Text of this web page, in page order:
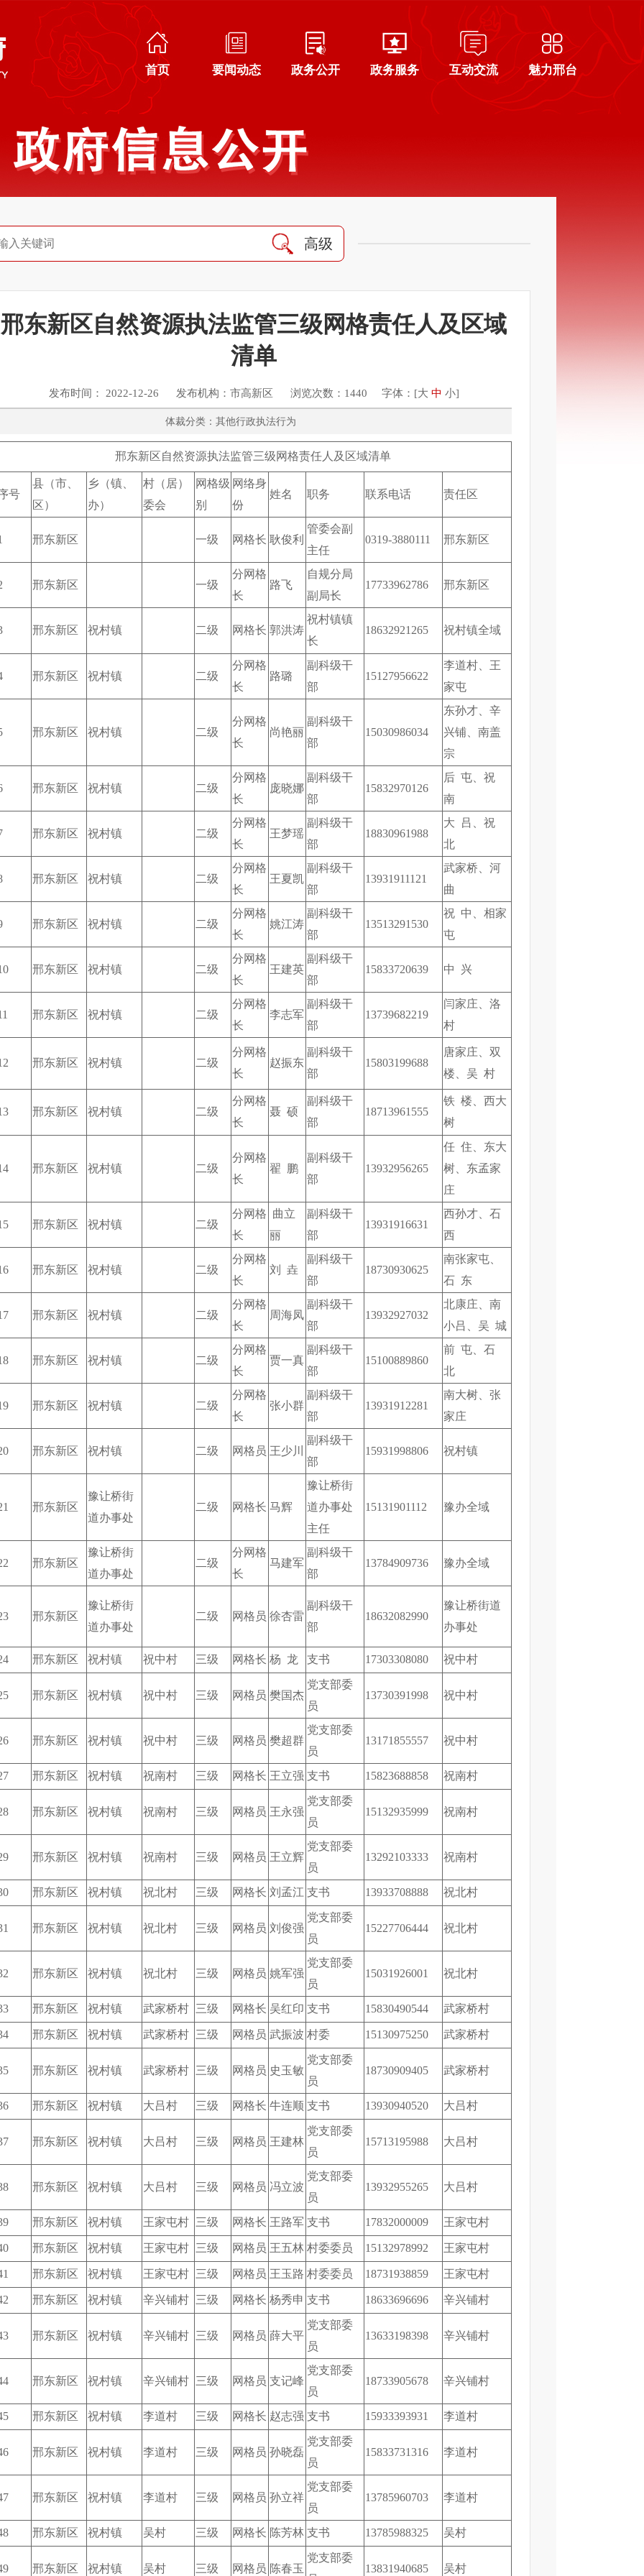
首页 要闻动态 政务公开 政务服务 互动交流 魅力邢台
高级
邢东新区自然资源执法监管三级网格责任人及区域
清单
发布时间： 2022-12-26 发布机构：市高新区 浏览次数：1440 字体：[大 中 小]
体裁分类：其他行政执法行为
东新区自然资源执法监管三级网格责任人及区域清单
号
县（市、
区）
乡（镇、
办）
村（居）
委会
网格级
别
网络身
份
姓名 职务 联系电话 责任区
邢东新区 一级 网格长 耿俊利
管委会副
主任
0319-3880111 邢东新区
邢东新区 一级
分网格
长
路飞
自规分局
副局长
17733962786 邢东新区
邢东新区 祝村镇 二级 网格长 郭洪涛
祝村镇镇
长
18632921265 祝村镇全域
邢东新区 祝村镇 二级
分网格
长
路璐
副科级干
部
15127956622
李道村、王
家屯
邢东新区 祝村镇 二级
分网格
长
尚艳丽
副科级干
部
15030986034
东孙才、辛
兴铺、南盖
宗
邢东新区 祝村镇 二级
分网格
长
庞晓娜
副科级干
部
15832970126
后 屯、祝
南
邢东新区 祝村镇 二级
分网格
长
王梦瑶
副科级干
部
18830961988
大 吕、祝
北
邢东新区 祝村镇 二级
分网格
长
王夏凯
副科级干
部
13931911121
武家桥、河
曲
邢东新区 祝村镇 二级
分网格
长
姚江涛
副科级干
部
13513291530
祝 中、相家
屯
邢东新区 祝村镇 二级
分网格
长
王建英
副科级干
部
15833720639 中 兴
邢东新区 祝村镇 二级
分网格
长
李志军
副科级干
部
13739682219
闫家庄、洛
村
邢东新区 祝村镇 二级
分网格
长
赵振东
副科级干
部
15803199688
唐家庄、双
楼、吴 村
邢东新区 祝村镇 二级
分网格
长
聂 硕
副科级干
部
18713961555
铁 楼、西大
树
邢东新区 祝村镇 二级
分网格
长
翟 鹏
副科级干
部
13932956265
任 住、东大
树、东孟家
庄
邢东新区 祝村镇 二级
分网格
长
曲立
丽
副科级干
部
13931916631
西孙才、石
西
邢东新区 祝村镇 二级
分网格
长
刘 垚
副科级干
部
18730930625
南张家屯、
石 东
邢东新区 祝村镇 二级
分网格
长
周海凤
副科级干
部
13932927032
北康庄、南
小吕、吴 城
邢东新区 祝村镇 二级
分网格
长
贾一真
副科级干
部
15100889860
前 屯、石
北
邢东新区 祝村镇 二级
分网格
长
张小群
副科级干
部
13931912281
南大树、张
家庄
邢东新区 祝村镇 二级 网格员 王少川
副科级干
部
15931998806 祝村镇
邢东新区
豫让桥街
道办事处
二级 网格长 马辉
豫让桥街
道办事处
主任
15131901112 豫办全域
邢东新区
豫让桥街
道办事处
二级
分网格
长
马建军
副科级干
部
13784909736 豫办全域
邢东新区
豫让桥街
道办事处
二级 网格员 徐杏雷
副科级干
部
18632082990
豫让桥街道
办事处
邢东新区 祝村镇 祝中村 三级 网格长 杨 龙 支书 17303308080 祝中村
邢东新区 祝村镇 祝中村 三级 网格员 樊国杰
党支部委
员
13730391998 祝中村
邢东新区 祝村镇 祝中村 三级 网格员 樊超群
党支部委
员
13171855557 祝中村
邢东新区 祝村镇 祝南村 三级 网格长 王立强 支书 15823688858 祝南村
邢东新区 祝村镇 祝南村 三级 网格员 王永强
党支部委
员
15132935999 祝南村
邢东新区 祝村镇 祝南村 三级 网格员 王立辉
党支部委
员
13292103333 祝南村
邢东新区 祝村镇 祝北村 三级 网格长 刘孟江 支书 13933708888 祝北村
邢东新区 祝村镇 祝北村 三级 网格员 刘俊强
党支部委
员
15227706444 祝北村
邢东新区 祝村镇 祝北村 三级 网格员 姚军强
党支部委
员
15031926001 祝北村
邢东新区 祝村镇 武家桥村 三级 网格长 吴红印 支书 15830490544 武家桥村
邢东新区 祝村镇 武家桥村 三级 网格员 武振波 村委 15130975250 武家桥村
邢东新区 祝村镇 武家桥村 三级 网格员 史玉敏
党支部委
员
18730909405 武家桥村
邢东新区 祝村镇 大吕村 三级 网格长 牛连顺 支书 13930940520 大吕村
邢东新区 祝村镇 大吕村 三级 网格员 王建林
党支部委
员
15713195988 大吕村
邢东新区 祝村镇 大吕村 三级 网格员 冯立波
党支部委
员
13932955265 大吕村
邢东新区 祝村镇 王家屯村 三级 网格长 王路军 支书 17832000009 王家屯村
邢东新区 祝村镇 王家屯村 三级 网格员 王五林 村委委员 15132978992 王家屯村
邢东新区 祝村镇 王家屯村 三级 网格员 王玉路 村委委员 18731938859 王家屯村
邢东新区 祝村镇 辛兴铺村 三级 网格长 杨秀申 支书 18633696696 辛兴铺村
邢东新区 祝村镇 辛兴铺村 三级 网格员 薛大平
党支部委
员
13633198398 辛兴铺村
邢东新区 祝村镇 辛兴铺村 三级 网格员 支记峰
党支部委
员
18733905678 辛兴铺村
邢东新区 祝村镇 李道村 三级 网格长 赵志强 支书 15933393931 李道村
邢东新区 祝村镇 李道村 三级 网格员 孙晓磊
党支部委
员
15833731316 李道村
邢东新区 祝村镇 李道村 三级 网格员 孙立祥
党支部委
员
13785960703 李道村
邢东新区 祝村镇 吴村 三级 网格长 陈芳林 支书 13785988325 吴村
邢东新区 祝村镇 吴村 三级 网格员 陈春玉
党支部委
13831940685 吴村